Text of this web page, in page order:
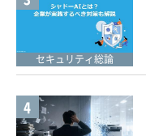
セキュリティ総論
4